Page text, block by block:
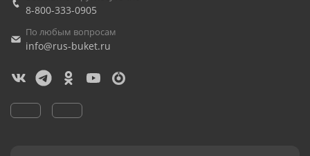
8-800-333-0905
По любым вопросам
info@rus-buket.ru